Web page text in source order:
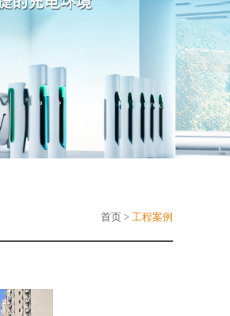
首页 > 工程案例